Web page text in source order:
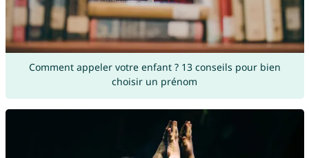
Comment appeler votre enfant ? 13 conseils pour bien
choisir un prénom